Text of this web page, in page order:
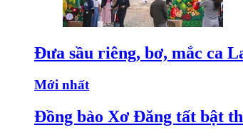
Đưa sầu riêng, bơ, mắc ca
Mới nhất
Đồng bào Xơ Đăng tất bật